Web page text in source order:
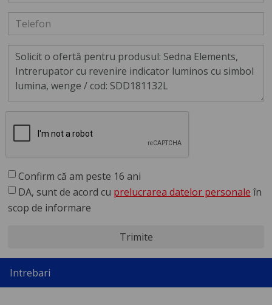
Confirm că am peste 16 ani
DA, sunt de acord cu prelucrarea datelor personale în
scop de informare
Trimite
Intrebari